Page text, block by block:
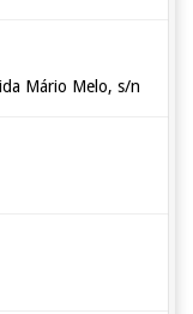
Mário Melo, s/n